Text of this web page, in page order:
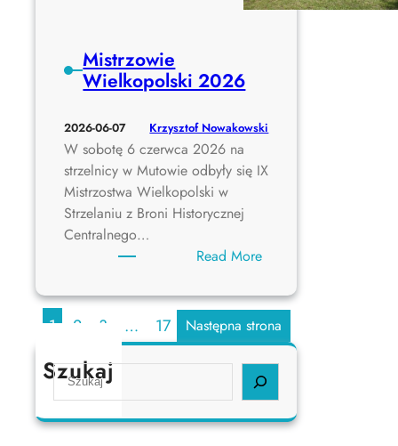
k
r
e
w
2
7
/
2
8
0
Mistrzowie
Wielkopolski 2026
2026-06-07 Krzysztof Nowakowski
W sobotę 6 czerwca 2026 na
strzelnicy w Mutowie odbyły się IX
Mistrzostwa Wielkopolski w
Strzelaniu z Broni Historycznej
Centralnego…
Read More:
i
s
t
r
z
o
w
1 2 3 … 17 Następna strona
Szukaj
S
e
a